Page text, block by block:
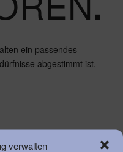
verwalten
ein passendes
abgestimmt ist.